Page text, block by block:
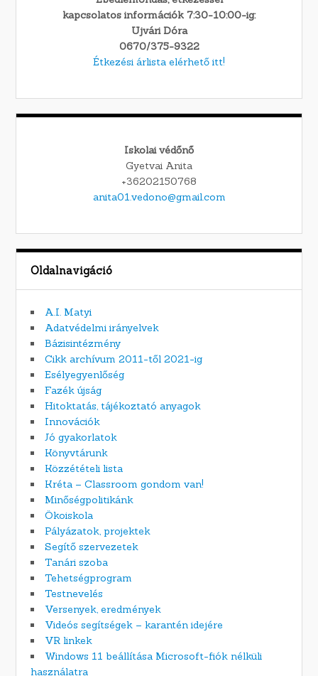
kapcsolatos információk 7:30-10:00-ig:
Ujvári Dóra
0670/375-9322
Étkezési árlista elérhető itt!
Iskolai védőnő
Gyetvai Anita
+36202150768
anita01.vedono@gmail.com
Oldalnavigáció
A.I. Matyi
Adatvédelmi irányelvek
Bázisintézmény
Cikk archívum 2011-től 2021-ig
Esélyegyenlőség
Fazék újság
Hitoktatás, tájékoztató anyagok
Innovációk
Jó gyakorlatok
Könyvtárunk
Közzétételi lista
Kréta – Classroom gondom van!
Minőségpolitikánk
Ökoiskola
Pályázatok, projektek
Segítő szervezetek
Tanári szoba
Tehetségprogram
Testnevelés
Versenyek, eredmények
Videós segítségek – karantén idejére
VR linkek
Windows 11 beállítása Microsoft-fiók nélküli
használatra